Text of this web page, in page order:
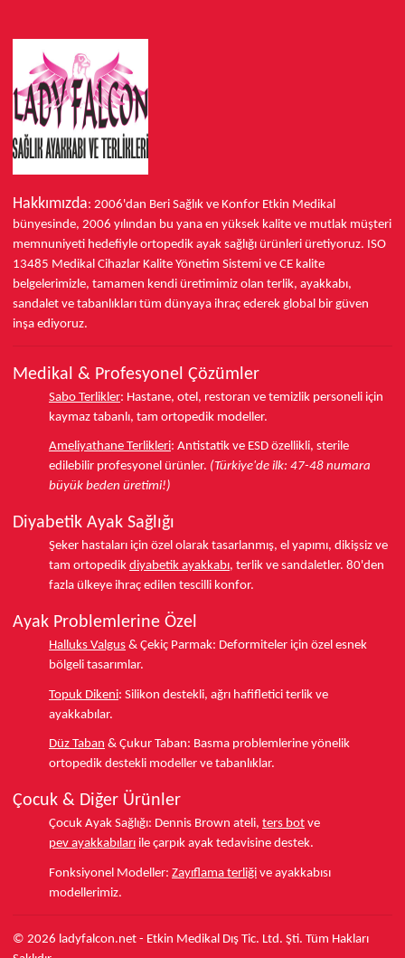
Hakkımızda: 2006'dan Beri Sağlık ve Konfor Etkin Medikal
bünyesinde, 2006 yılından bu yana en yüksek kalite ve mutlak müşteri
memnuniyeti hedefiyle ortopedik ayak sağlığı ürünleri üretiyoruz. ISO
13485 Medikal Cihazlar Kalite Yönetim Sistemi ve CE kalite
belgelerimizle, tamamen kendi üretimimiz olan terlik, ayakkabı,
sandalet ve tabanlıkları tüm dünyaya ihraç ederek global bir güven
inşa ediyoruz.
Medikal & Profesyonel Çözümler
Sabo Terlikler: Hastane, otel, restoran ve temizlik personeli için
kaymaz tabanlı, tam ortopedik modeller.
Ameliyathane Terlikleri: Antistatik ve ESD özellikli, sterile
edilebilir profesyonel ürünler. (Türkiye'de ilk: 47-48 numara
büyük beden üretimi!)
Diyabetik Ayak Sağlığı
Şeker hastaları için özel olarak tasarlanmış, el yapımı, dikişsiz ve
tam ortopedik diyabetik ayakkabı, terlik ve sandaletler. 80'den
fazla ülkeye ihraç edilen tescilli konfor.
Ayak Problemlerine Özel
Halluks Valgus & Çekiç Parmak: Deformiteler için özel esnek
bölgeli tasarımlar.
Topuk Dikeni: Silikon destekli, ağrı hafifletici terlik ve
ayakkabılar.
Düz Taban & Çukur Taban: Basma problemlerine yönelik
ortopedik destekli modeller ve tabanlıklar.
Çocuk & Diğer Ürünler
Çocuk Ayak Sağlığı: Dennis Brown ateli, ters bot ve
pev ayakkabıları ile çarpık ayak tedavisine destek.
Fonksiyonel Modeller: Zayıflama terliği ve ayakkabısı
modellerimiz.
© 2026 ladyfalcon.net - Etkin Medikal Dış Tic. Ltd. Şti. Tüm Hakları